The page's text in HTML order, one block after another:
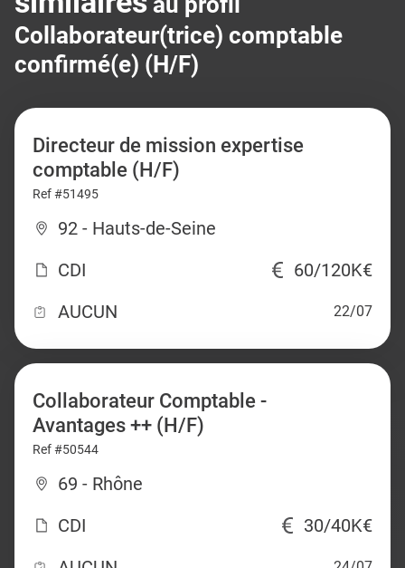
Collaborateur(trice) comptable
confirmé(e) (H/F)
Directeur de mission expertise
comptable (H/F)
Ref #51495
92 - Hauts-de-Seine
CDI
60/120K€
AUCUN
22/07
Collaborateur Comptable -
Avantages ++ (H/F)
Ref #50544
69 - Rhône
CDI
30/40K€